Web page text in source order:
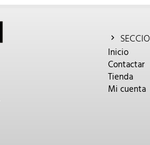
Inicio
Contactar
Tienda
Mi cuenta